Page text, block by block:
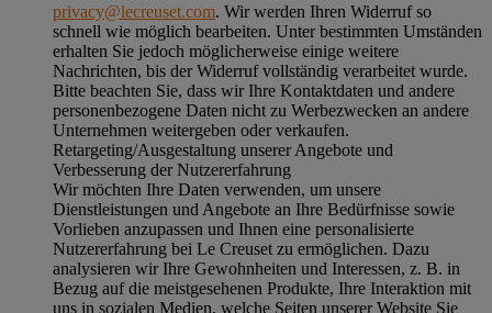
privacy@lecreuset.com. Wir werden Ihren Widerruf so
schnell wie möglich bearbeiten. Unter bestimmten Umständen
erhalten Sie jedoch möglicherweise einige weitere
Nachrichten, bis der Widerruf vollständig verarbeitet wurde.
Bitte beachten Sie, dass wir Ihre Kontaktdaten und andere
personenbezogene Daten nicht zu Werbezwecken an andere
Unternehmen weitergeben oder verkaufen.
Retargeting/Ausgestaltung unserer Angebote und
Verbesserung der Nutzererfahrung
Wir möchten Ihre Daten verwenden, um unsere
Dienstleistungen und Angebote an Ihre Bedürfnisse sowie
Vorlieben anzupassen und Ihnen eine personalisierte
Nutzererfahrung bei Le Creuset zu ermöglichen. Dazu
analysieren wir Ihre Gewohnheiten und Interessen, z. B. in
Bezug auf die meistgesehenen Produkte, Ihre Interaktion mit
uns in sozialen Medien, welche Seiten unserer Website Sie